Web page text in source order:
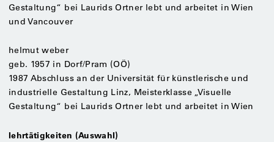
Gestaltung“ bei Laurids Ortner lebt und arbeitet in Wien
und Vancouver
helmut weber
geb. 1957 in Dorf/Pram (OÖ)
1987 Abschluss an der Universität für künstlerische und
industrielle Gestaltung Linz, Meisterklasse „Visuelle
Gestaltung“ bei Laurids Ortner lebt und arbeitet in Wien
lehrtätigkeiten (Auswahl)